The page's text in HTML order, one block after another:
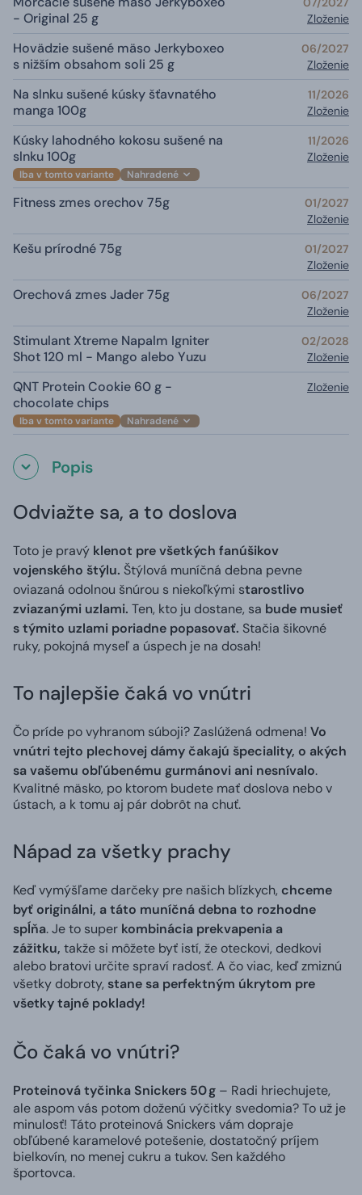
- Original 25 g
Zloženie
Hovädzie sušené mäso Jerkyboxeo
s nižším obsahom soli 25 g
06/2027
Zloženie
Na slnku sušené kúsky šťavnatého
manga 100g
11/2026
Zloženie
Kúsky lahodného kokosu sušené na
slnku 100g
Iba v tomto variante Nahradené
11/2026
Zloženie
Fitness zmes orechov 75g
01/2027
Zloženie
Kešu prírodné 75g
01/2027
Zloženie
Orechová zmes Jader 75g
06/2027
Zloženie
Stimulant Xtreme Napalm Igniter
Shot 120 ml - Mango alebo Yuzu
02/2028
Zloženie
QNT Protein Cookie 60 g -
chocolate chips
Iba v tomto variante Nahradené
Zloženie
Popis
Odviažte sa, a to doslova
Toto je pravý klenot pre všetkých fanúšikov
vojenského štýlu. Štýlová muníčná debna pevne
oviazaná odolnou šnúrou s niekoľkými starostlivo
zviazanými uzlami. Ten, kto ju dostane, sa bude musieť
s týmito uzlami poriadne popasovať. Stačia šikovné
ruky, pokojná myseľ a úspech je na dosah!
To najlepšie čaká vo vnútri
Čo príde po vyhranom súboji? Zaslúžená odmena! Vo
vnútri tejto plechovej dámy čakajú špeciality, o akých
sa vašemu obľúbenému gurmánovi ani nesnívalo.
Kvalitné mäsko, po ktorom budete mať doslova nebo v
ústach, a k tomu aj pár dobrôt na chuť.
Nápad za všetky prachy
Keď vymýšľame darčeky pre našich blízkych, chceme
byť originálni, a táto muníčná debna to rozhodne
spĺňa. Je to super kombinácia prekvapenia a
zážitku, takže si môžete byť istí, že oteckovi, dedkovi
alebo bratovi určite spraví radosť. A čo viac, keď zmiznú
všetky dobroty, stane sa perfektným úkrytom pre
všetky tajné poklady!
Čo čaká vo vnútri?
Proteinová tyčinka Snickers 50 g – Radi hriechujete,
ale aspom vás potom doženú výčitky svedomia? To už je
minulosť! Táto proteinová Snickers vám dopraje
obľúbené karamelové potešenie, dostatočný príjem
bielkovín, no menej cukru a tukov. Sen každého
športovca.